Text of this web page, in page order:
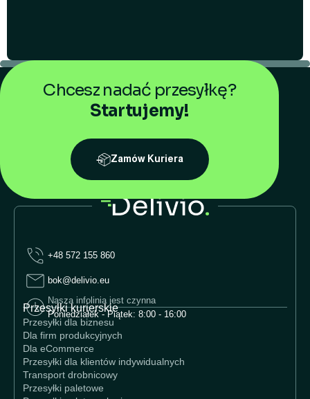
Chcesz nadać przesyłkę?
Startujemy!
Zamów Kuriera
+48 572 155 860
bok@delivio.eu
Nasza infolinia jest czynna
Poniedziałek - Piątek: 8:00 - 16:00
Przesyłki kurierskie
Przesyłki dla biznesu
Dla firm produkcyjnych
Dla eCommerce
Przesyłki dla klientów indywidualnych
Transport drobnicowy
Przesyłki paletowe